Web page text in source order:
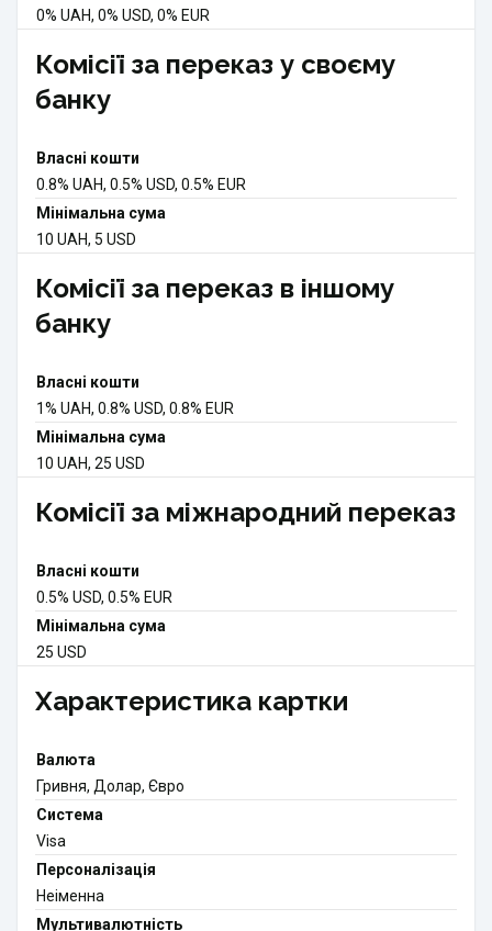
0% UAH, 0% USD, 0% EUR
Комісії за переказ у своєму
банку
Власні кошти
0.8% UAH, 0.5% USD, 0.5% EUR
Мінімальна сума
10 UAH, 5 USD
Комісії за переказ в іншому
банку
Власні кошти
1% UAH, 0.8% USD, 0.8% EUR
Мінімальна сума
10 UAH, 25 USD
Комісії за міжнародний переказ
Власні кошти
0.5% USD, 0.5% EUR
Мінімальна сума
25 USD
Характеристика картки
Валюта
Гривня, Долар, Євро
Система
Visa
Персоналізація
Неіменна
Мультивалютність